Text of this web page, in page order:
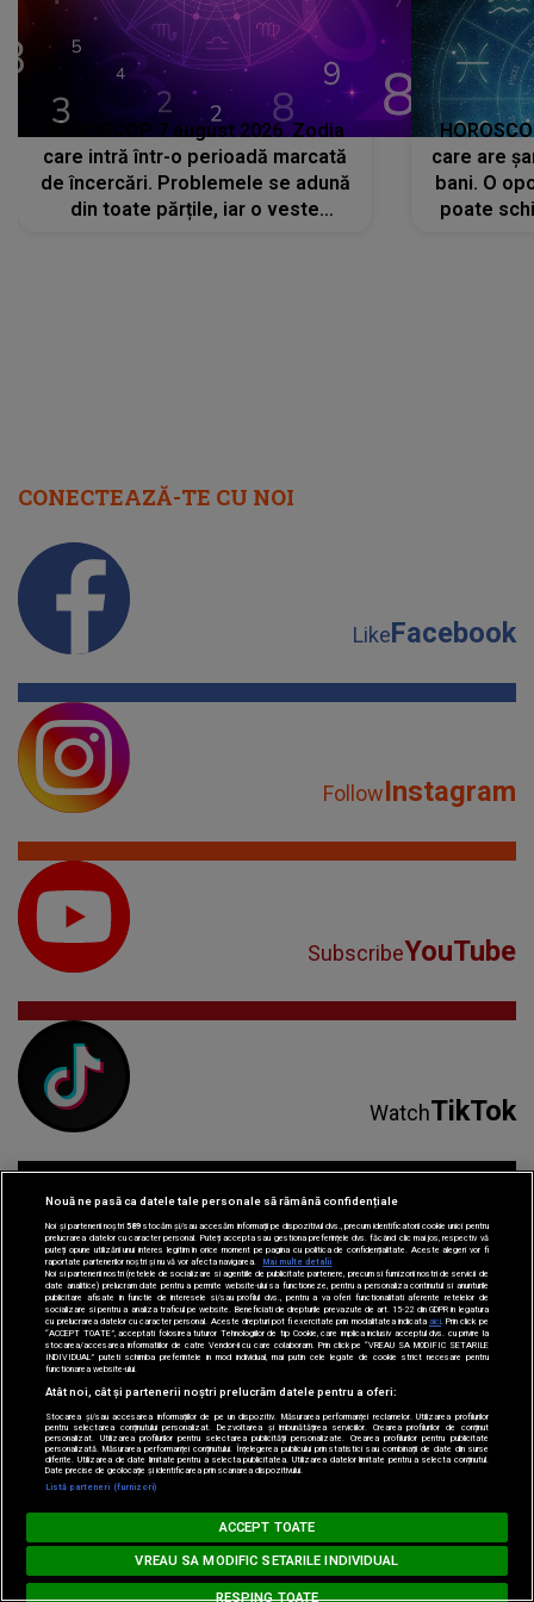
neașteptată îi dă planurile peste
cap
la
Parteneri:
Loading... MUSIC NON STOP
ZAYN feat. SIA - Dusk Till Dawn
Nouă ne pasă ca datele tale personale să rămână confidențiale
Noi și partenerii noștri589stocăm și/sau accesăm informații pe dispozitivul dvs., precum identificatorii cookie unici pentru
prelucrarea datelor cu caracter personal. Puteți accepta sau gestiona preferințele dvs. făcând clic mai jos, respectiv vă
puteți opune utilizării unui interes legitim în orice moment pe pagina cu politica de confidențialitate. Aceste alegeri vor fi
raportate partenerilor noștri și nu vă vor afecta navigarea.
Mai multe detalii
Noi si partenerii nostri (retelele de socializare si agentiile de publicitate partenere, precum si furnizorii nostri de servicii de
date analitice) prelucram date pentru a permite website-ului sa functioneze, pentru a personaliza continutul si anunturile
publicitare afisate in functie de interesele si/sau profilul dvs., pentru a va oferi functionalitati aferente retelelor de
socializare si pentru a analiza traficul pe website. Beneficiati de drepturile prevazute de art. 15-22 din GDPR in legatura
cu prelucrarea datelor cu caracter personal. Aceste drepturi pot fi exercitate prin modalitatea indicataaici . Prin click pe
“ACCEPT TOATE”, acceptati folosirea tuturor Tehnologiilor de tip Cookie, care implica inclusiv acceptul dvs. cu privire la
stocarea/accesarea informatiilor de catre Vendor-ii cu care colaboram. Prin click pe “VREAU SA MODIFIC SETARILE
INDIVIDUAL” puteti schimba preferintele in mod individual, mai putin cele legate de cookie strict necesare pentru
functionarea website-ului.
Atât noi, cât și partenerii noștri prelucrăm datele pentru a oferi:
Stocarea și/sau accesarea informațiilor de pe un dispozitiv. Măsurarea performanței reclamelor. Utilizarea profilurilor
pentru selectarea conținutului personalizat. Dezvoltarea și îmbunătățirea serviciilor. Crearea profilurilor de conținut
personalizat. Utilizarea profilurilor pentru selectarea publicității personalizate. Crearea profilurilor pentru publicitate
personalizată. Măsurarea performanței conținutului. Înțelegerea publicului prin statistici sau combinații de date din surse
diferite. Utilizarea de date limitate pentru a selecta publicitatea. Utilizarea datelor limitate pentru a selecta conținutul.
Date precise de geolocație și identificarea prin scanarea dispozitivului.
Listă parteneri (furnizori)
ACCEPT TOATE
RESPING TOATE
VREAU SA MODIFIC SETARILE INDIVIDUAL